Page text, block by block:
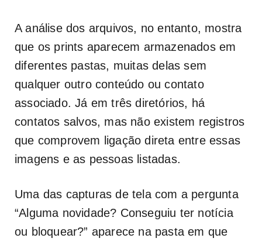
A análise dos arquivos, no entanto, mostra
que os prints aparecem armazenados em
diferentes pastas, muitas delas sem
qualquer outro conteúdo ou contato
associado. Já em três diretórios, há
contatos salvos, mas não existem registros
que comprovem ligação direta entre essas
imagens e as pessoas listadas.
Uma das capturas de tela com a pergunta
“Alguma novidade? Conseguiu ter notícia
ou bloquear?” aparece na pasta em que